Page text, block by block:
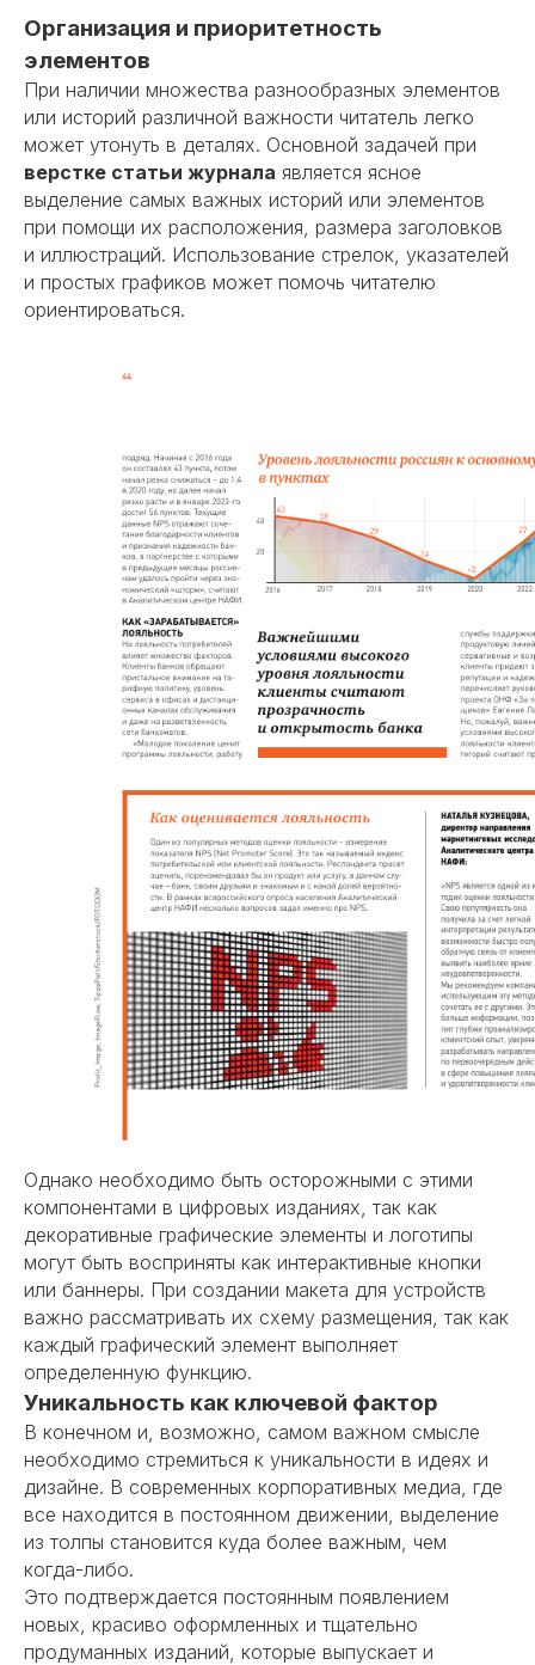
Организация и приоритетность
элементов
При наличии множества разнообразных элементов
или историй различной важности читатель легко
может утонуть в деталях. Основной задачей при
верстке статьи журнала является ясное
выделение самых важных историй или элементов
при помощи их расположения, размера заголовков
и иллюстраций. Использование стрелок, указателей
и простых графиков может помочь читателю
ориентироваться.
Однако необходимо быть осторожными с этими
компонентами в цифровых изданиях, так как
декоративные графические элементы и логотипы
могут быть восприняты как интерактивные кнопки
или баннеры. При создании макета для устройств
важно рассматривать их схему размещения, так как
каждый графический элемент выполняет
определенную функцию.
Уникальность как ключевой фактор
В конечном и, возможно, самом важном смысле
необходимо стремиться к уникальности в идеях и
дизайне. В современных корпоративных медиа, где
все находится в постоянном движении, выделение
из толпы становится куда более важным, чем
когда-либо.
Это подтверждается постоянным появлением
новых, красиво оформленных и тщательно
продуманных изданий, которые выпускает и